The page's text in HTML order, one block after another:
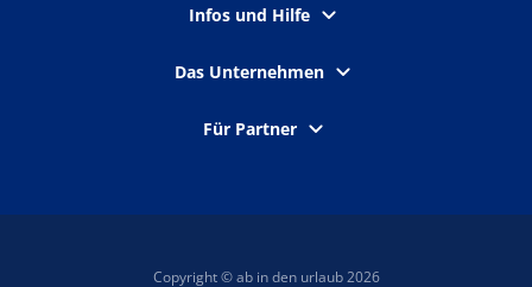
Infos und Hilfe
Das Unternehmen
Für Partner
Copyright © ab in den urlaub 2026